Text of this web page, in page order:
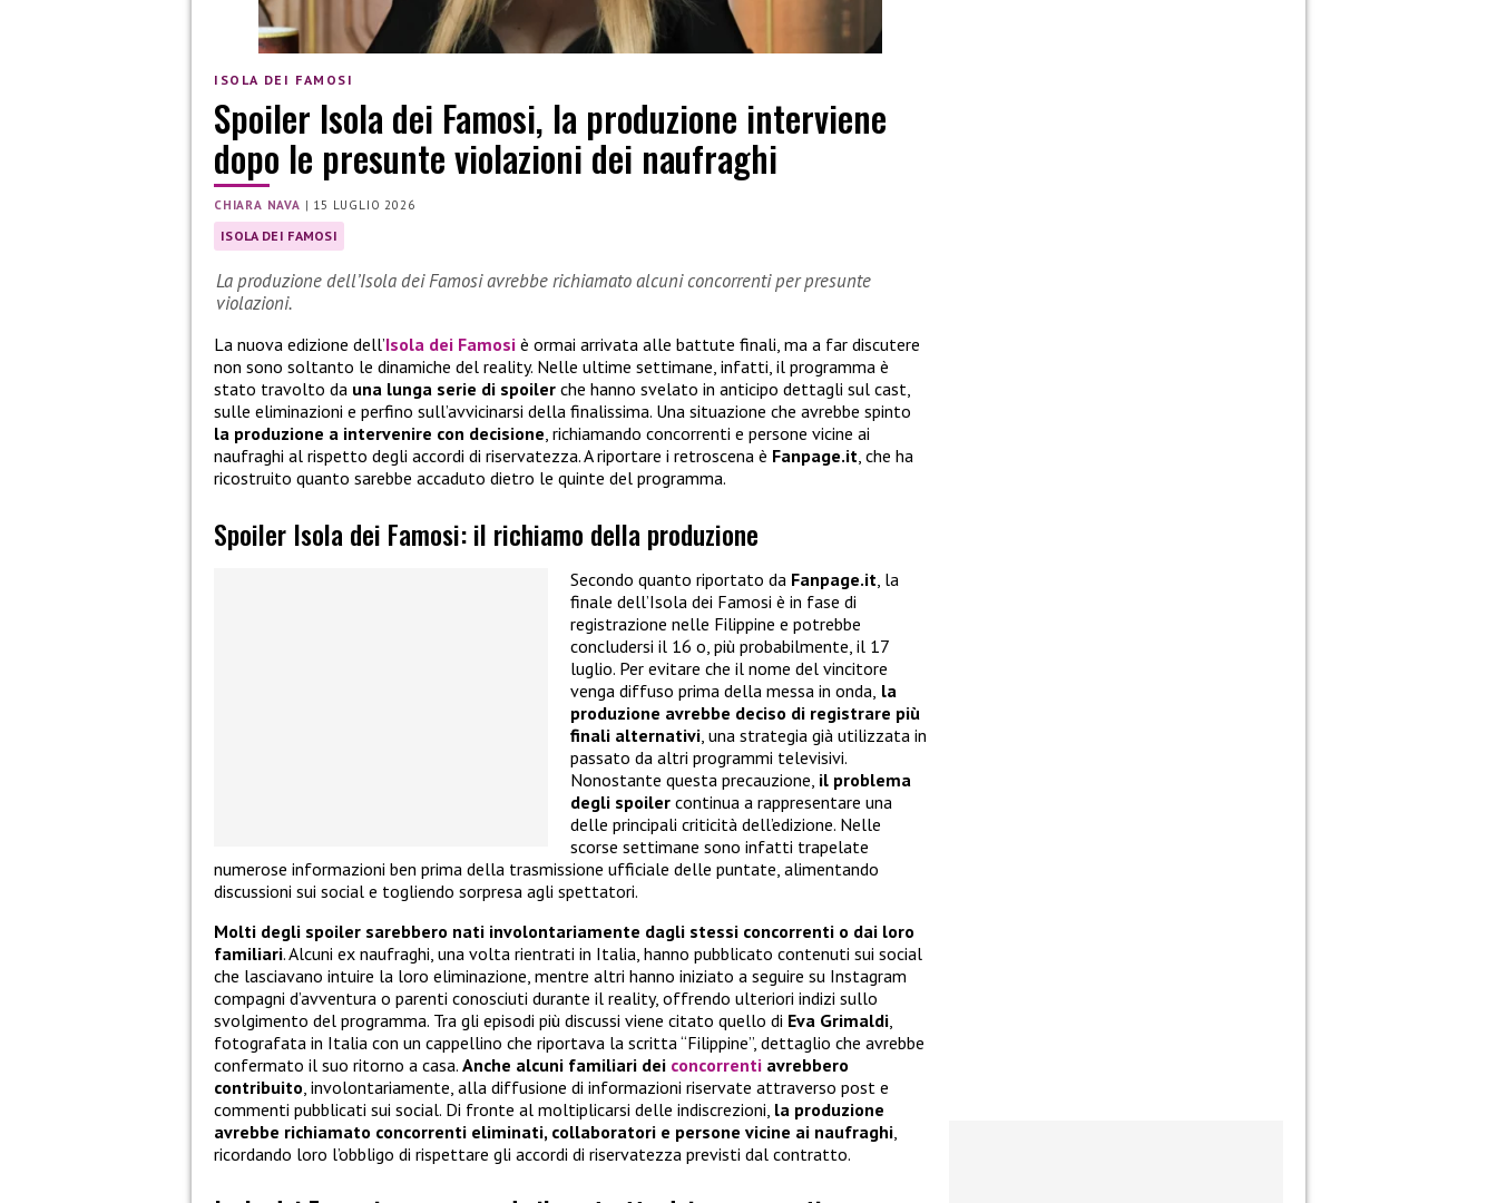
ISOLA DEI FAMOSI
Spoiler Isola dei Famosi, la produzione interviene
dopo le presunte violazioni dei naufraghi
CHIARA NAVA | 15 LUGLIO 2026
ISOLA DEI FAMOSI
La produzione dell’Isola dei Famosi avrebbe richiamato alcuni concorrenti per presunte
violazioni.
La nuova edizione dell’Isola dei Famosi è ormai arrivata alle battute finali, ma a far discutere
non sono soltanto le dinamiche del reality. Nelle ultime settimane, infatti, il programma è
stato travolto da una lunga serie di spoiler che hanno svelato in anticipo dettagli sul cast,
sulle eliminazioni e perfino sull’avvicinarsi della finalissima. Una situazione che avrebbe spinto
la produzione a intervenire con decisione , richiamando concorrenti e persone vicine ai
naufraghi al rispetto degli accordi di riservatezza. A riportare i retroscena è Fanpage.it , che ha
ricostruito quanto sarebbe accaduto dietro le quinte del programma.
Spoiler Isola dei Famosi: il richiamo della produzione
Secondo quanto riportato da Fanpage.it, la
finale dell’Isola dei Famosi è in fase di
registrazione nelle Filippine e potrebbe
concludersi il 16 o, più probabilmente, il 17
luglio. Per evitare che il nome del vincitore
venga diffuso prima della messa in onda, la
produzione avrebbe deciso di registrare più
finali alternativi, una strategia già utilizzata in
passato da altri programmi televisivi.
Nonostante questa precauzione, il problema
degli spoiler continua a rappresentare una
delle principali criticità dell’edizione. Nelle
scorse settimane sono infatti trapelate
numerose informazioni ben prima della trasmissione ufficiale delle puntate, alimentando
discussioni sui social e togliendo sorpresa agli spettatori.
Molti degli spoiler sarebbero nati involontariamente dagli stessi concorrenti o dai loro
familiari. Alcuni ex naufraghi, una volta rientrati in Italia, hanno pubblicato contenuti sui social
che lasciavano intuire la loro eliminazione, mentre altri hanno iniziato a seguire su Instagram
compagni d’avventura o parenti conosciuti durante il reality, offrendo ulteriori indizi sullo
svolgimento del programma. Tra gli episodi più discussi viene citato quello di Eva Grimaldi,
fotografata in Italia con un cappellino che riportava la scritta “Filippine”, dettaglio che avrebbe
confermato il suo ritorno a casa. Anche alcuni familiari dei concorrenti avrebbero
contribuito, involontariamente, alla diffusione di informazioni riservate attraverso post e
commenti pubblicati sui social. Di fronte al moltiplicarsi delle indiscrezioni, la produzione
avrebbe richiamato concorrenti eliminati, collaboratori e persone vicine ai naufraghi,
ricordando loro l’obbligo di rispettare gli accordi di riservatezza previsti dal contratto.